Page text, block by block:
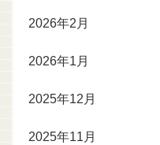
2026年2月
2026年1月
2025年12月
2025年11月